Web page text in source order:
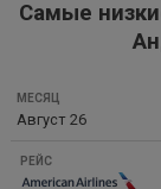
Самые
МЕСЯЦ
ВЫЛЕТ
РЕЙС
Август 26